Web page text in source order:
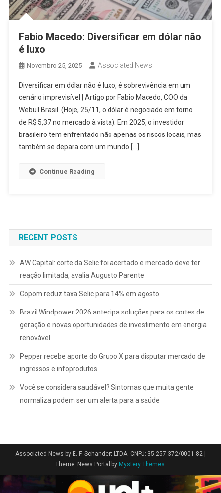
Fabio Macedo: Diversificar em dólar não
é luxo
Novembro 25, 2025 Associated News
Diversificar em dólar não é luxo, é sobrevivência em um
cenário imprevisível | Artigo por Fabio Macedo, COO da
Webull Brasil. (Hoje, 25/11, o dólar é negociado em torno
de R$ 5,37 no mercado à vista). Em 2025, o investidor
brasileiro tem enfrentado não apenas os riscos locais, mas
também se depara com um mundo […]
Continue Reading
RECENT POSTS
AW Capital: corte da Selic foi acertado e mercado deve ter
reação limitada, avalia Augusto Parente
Copom reduz taxa Selic para 14% em agosto
Brazil Windpower 2026 antecipa soluções para os cortes de
geração e novas oportunidades de investimento em energia
renovável
Pepper recebe aporte do Grupo X para disputar mercado de
ingressos e infoprodutos
Você se considera saudável? Sintomas que muita gente
normaliza podem ser um alerta para a saúde
Associated News by E. F. Schandert LTDA. CNPJ: 35.257.372/0001-82 |
Theme: News Portal by Mystery Themes